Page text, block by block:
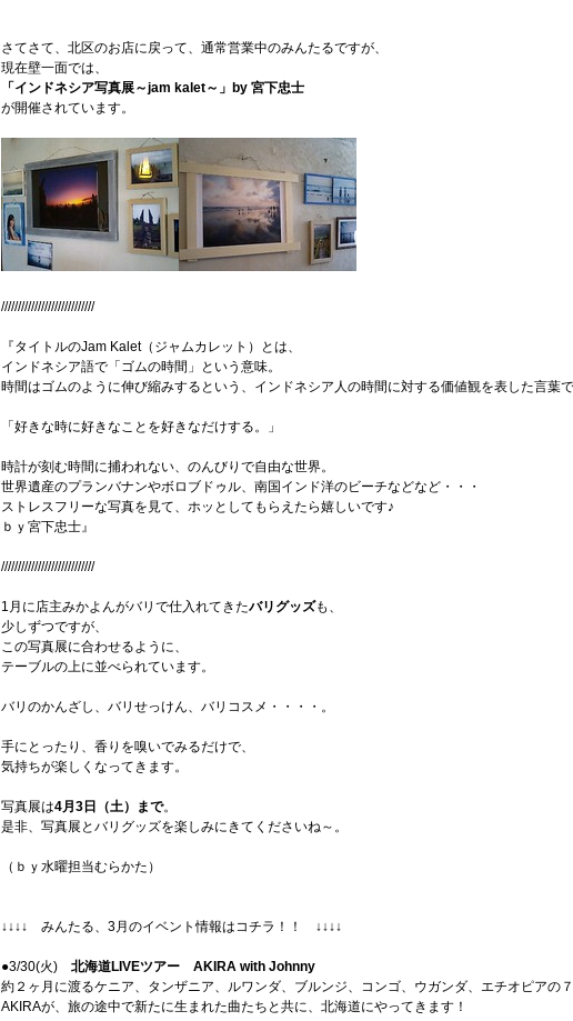
さてさて、北区のお店に戻って、通常営業中のみんたるですが、
現在壁一面では、
「インドネシア写真展～jam kalet～」by 宮下忠士
が開催されています。
////////////////////////////
『タイトルのJam Kalet（ジャムカレット）とは、
インドネシア語で「ゴムの時間」という意味。
時間はゴムのように伸び縮みするという、インドネシア人の時間に対する価値観を表した言葉
「好きな時に好きなことを好きなだけする。」
時計が刻む時間に捕われない、のんびりで自由な世界。
世界遺産のプランバナンやボロブドゥル、南国インド洋のビーチなどなど・・・
ストレスフリーな写真を見て、ホッとしてもらえたら嬉しいです♪
ｂｙ宮下忠士』
////////////////////////////
1月に店主みかよんがバリで仕入れてきたバリグッズも、
少しずつですが、
この写真展に合わせるように、
テーブルの上に並べられています。
バリのかんざし、バリせっけん、バリコスメ・・・・。
手にとったり、香りを嗅いでみるだけで、
気持ちが楽しくなってきます。
写真展は4月3日（土）まで。
是非、写真展とバリグッズを楽しみにきてくださいね～。
（ｂｙ水曜担当むらかた）
↓↓↓↓ みんたる、3月のイベント情報はコチラ！！ ↓↓↓↓
●3/30(火) 北海道LIVEツアー AKIRA with Johnny
約２ヶ月に渡るケニア、タンザニア、ルワンダ、ブルンジ、コンゴ、ウガンダ、エチオピアの
AKIRAが、旅の途中で新たに生まれた曲たちと共に、北海道にやってきます！